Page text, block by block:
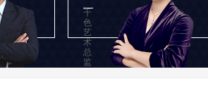
千
色
艺
术
总
监